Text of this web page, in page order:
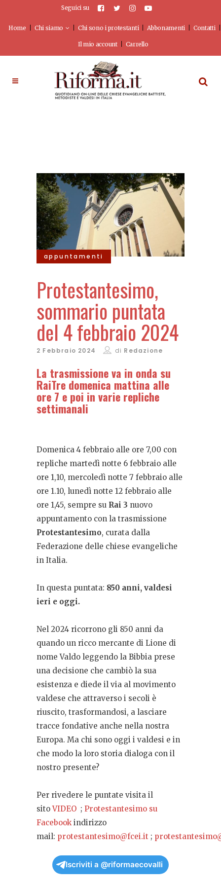
Seguici su
Home Chi siamo Chi sono i protestanti Abbonamenti Contatti
Il mio account Carrello
appuntamenti
Protestantesimo,
sommario puntata
del 4 febbraio 2024
2 Febbraio 2024 di Redazione
La trasmissione va in onda su
RaiTre domenica mattina alle
ore 7 e poi in varie repliche
settimanali
Domenica 4 febbraio alle ore 7,00 con
repliche martedì notte 6 febbraio alle
ore 1,10, mercoledì notte 7 febbraio alle
ore 1.10, lunedì notte 12 febbraio alle
ore 1,45, sempre su Rai 3 nuovo
appuntamento con la trasmissione
Protestantesimo, curata dalla
Federazione delle chiese evangeliche
in Italia.
In questa puntata: 850 anni, valdesi
ieri e oggi.
Nel 2024 ricorrono gli 850 anni da
quando un ricco mercante di Lione di
nome Valdo leggendo la Bibbia prese
una decisione che cambiò la sua
esistenza e diede il via al movimento
valdese che attraverso i secoli è
riuscito, trasformandosi, a lasciare
tracce fondative anche nella nostra
Europa. Ma chi sono oggi i valdesi e in
che modo la loro storia dialoga con il
nostro presente?
Per rivedere le puntate visita il
sitoVIDEO ; Protestantesimo su
Facebook indirizzo
mail: protestantesimo@fcei.it ;
Iscriviti a @riformaecovalli